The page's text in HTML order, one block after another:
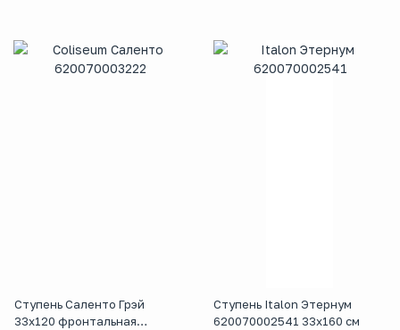
Ступень Саленто Грэй
33x120 фронтальная
Ступень Italon Этернум
620070002541 33x160 см